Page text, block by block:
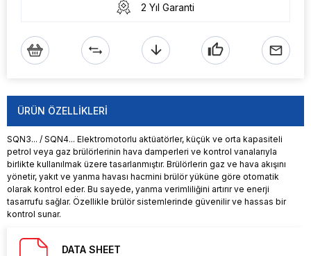
2 Yıl Garanti
ÜRÜN ÖZELLIKLERI
SQN3... / SQN4... Elektromotorlu aktüatörler, küçük ve orta kapasiteli
petrol veya gaz brülörlerinin hava damperleri ve kontrol vanalarıyla
birlikte kullanılmak üzere tasarlanmıştır. Brülörlerin gaz ve hava akışını
yönetir, yakıt ve yanma havası hacmini brülör yüküne göre otomatik
olarak kontrol eder. Bu sayede, yanma verimliliğini artırır ve enerji
tasarrufu sağlar. Özellikle brülör sistemlerinde güvenilir ve hassas bir
kontrol sunar.
DATA SHEET